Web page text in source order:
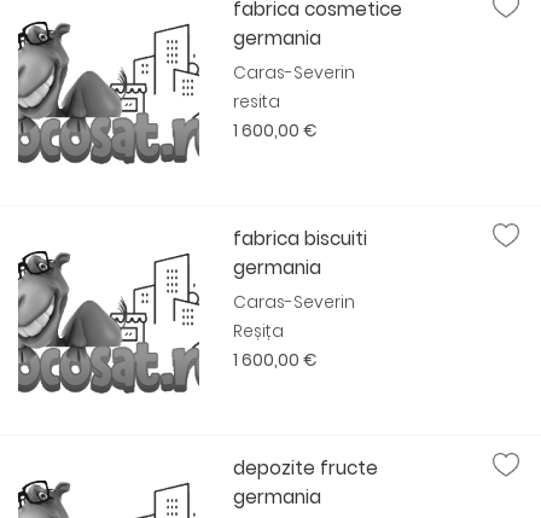
fabrica cosmetice
germania
Caras-Severin
resita
1 600,00 €
fabrica biscuiti
germania
Caras-Severin
Reșița
1 600,00 €
depozite fructe
germania